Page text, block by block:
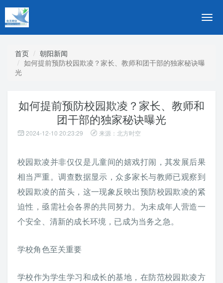
切
导
首页
朝阳新闻
如何提前预防校园欺凌？家长、教师和团干部的独家秘诀曝
光
如何提前预防校园欺凌？家长、教师和
团干部的独家秘诀曝光
2024-12-10 20:23:29 来源：北方时空
校园欺凌并非仅仅是儿童间的嬉戏打闹，其发展后果
相当严重。调查数据显示，众多家长与教师已观察到
校园欺凌的苗头，这一现象反映出预防校园欺凌的紧
迫性，亟需社会各界的共同努力。为未成年人营造一
个安全、清新的成长环境，已成为当务之急。
学校角色至关重要
学校作为学生学习和成长的基地，在防范校园欺凌方